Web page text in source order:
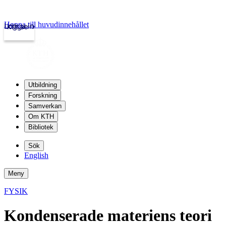
kth.se
Logga in
Hoppa till huvudinnehållet
Utbildning
Forskning
Samverkan
Om KTH
Bibliotek
Sök
English
Meny
FYSIK
Kondenserade materiens teori